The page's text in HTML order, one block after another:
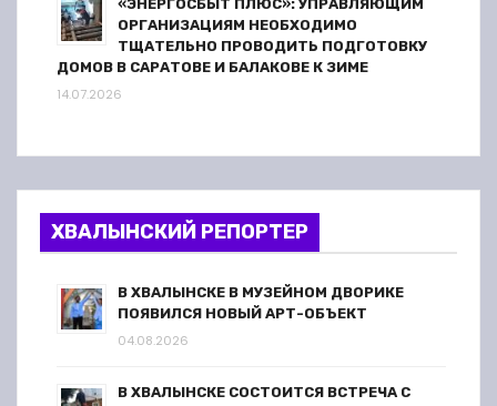
«ЭНЕРГОСБЫТ ПЛЮС»: УПРАВЛЯЮЩИМ
ОРГАНИЗАЦИЯМ НЕОБХОДИМО
ТЩАТЕЛЬНО ПРОВОДИТЬ ПОДГОТОВКУ
ДОМОВ В САРАТОВЕ И БАЛАКОВЕ К ЗИМЕ
14.07.2026
ХВАЛЫНСКИЙ РЕПОРТЕР
В ХВАЛЫНСКЕ В МУЗЕЙНОМ ДВОРИКЕ
ПОЯВИЛСЯ НОВЫЙ АРТ-ОБЪЕКТ
04.08.2026
В ХВАЛЫНСКЕ СОСТОИТСЯ ВСТРЕЧА С